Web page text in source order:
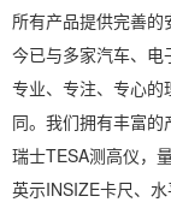
所有产品提供完善
今已与多家汽车、电
专业、专注、专心的
同。我们拥有丰富的
瑞士TESA测高仪，
英示INSIZE卡尺、